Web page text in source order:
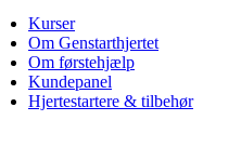
Kurser
Om Genstarthjertet
Om førstehjælp
Kundepanel
Hjertestartere & tilbehør